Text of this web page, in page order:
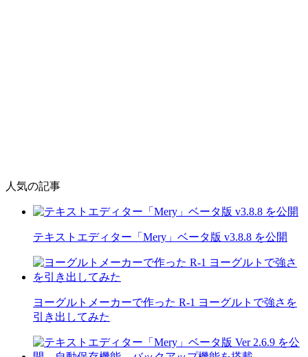
人気の記事
テキストエディター「Mery」ベータ版 v3.8.8 を公開
ヨーグルトメーカーで作った R-1 ヨーグルトで強さを
引き出してみた